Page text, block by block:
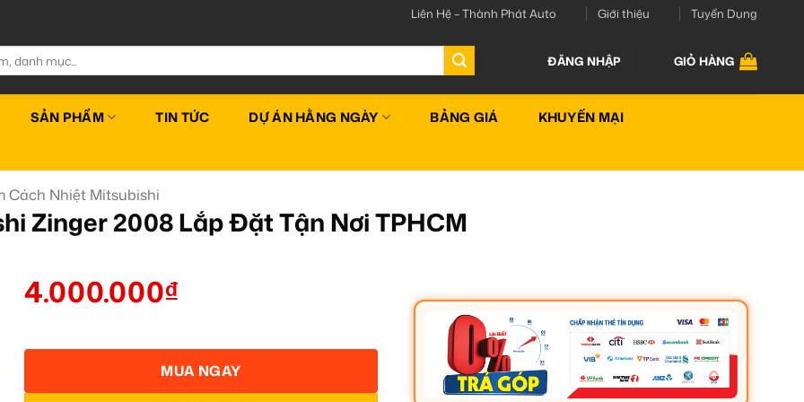
Liên Hệ – Thành Phát Auto Giới thiệu Tuyển Dụng
ĐĂNG NHẬP GIỎ HÀNG
SẢN PHẨM TIN TỨC DỰ ÁN HẰNG NGÀY BẢNG GIÁ KHUYẾN MẠI
Cách Nhiệt Mitsubishi
Zinger 2008 Lắp Đặt Tận Nơi TPHCM
4.000.000₫
MUA NGAY